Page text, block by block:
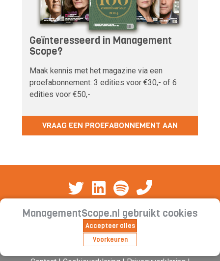
Geïnteresseerd in Management
Scope?
Maak kennis met het magazine via een
proefabonnement: 3 edities voor €30,- of 6
edities voor €50,-
VRAAG EEN PROEFABONNEMENT AAN
ManagementScope.nl gebruikt cookies
Accepteer alles
Voorkeuren